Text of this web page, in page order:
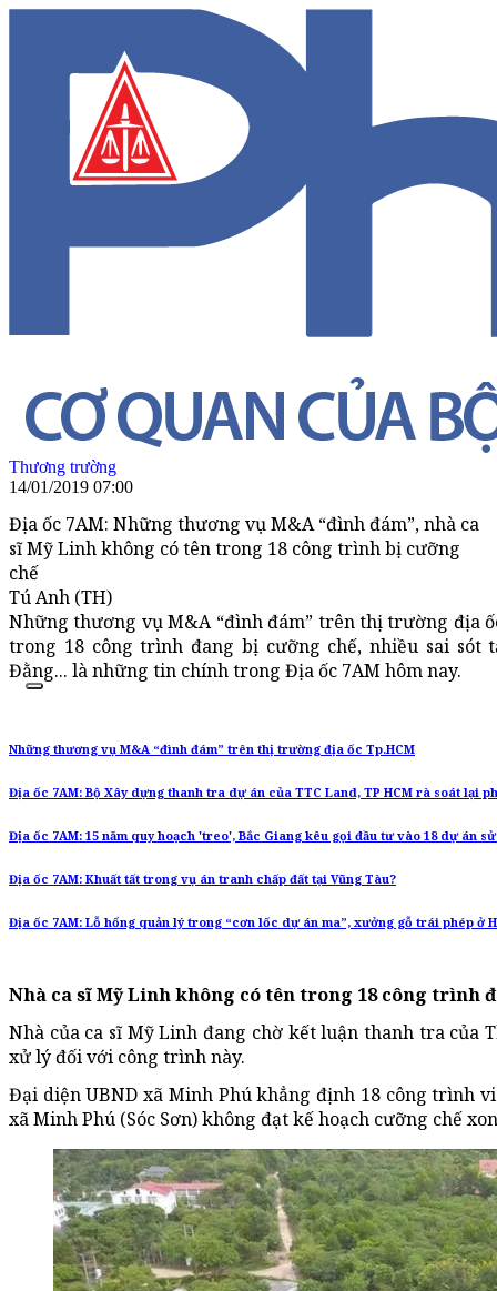
Thương trường
14/01/2019 07:00
Địa ốc 7AM: Những thương vụ M&A “đình đám”, nhà ca
sĩ Mỹ Linh không có tên trong 18 công trình bị cưỡng
chế
Tú Anh (TH)
Những thương vụ M&A “đình đám” trên thị trường địa
trong 18 công trình đang bị cưỡng chế, nhiều sai sót
Đằng... là những tin chính trong Địa ốc 7AM hôm nay.
Những thương vụ M&A “đình đám” trên thị trường địa ốc Tp.HCM
Địa ốc 7AM: Bộ Xây dựng thanh tra dự án của TTC Land, TP HCM rà soát lại
Địa ốc 7AM: 15 năm quy hoạch 'treo', Bắc Giang kêu gọi đầu tư vào 18 dự án sử
Địa ốc 7AM: Khuất tất trong vụ án tranh chấp đất tại Vũng Tàu?
Địa ốc 7AM: Lỗ hổng quản lý trong “cơn lốc dự án ma”, xưởng gỗ trái phép ở
Nhà ca sĩ Mỹ Linh không có tên trong 18 công trình
Nhà của ca sĩ Mỹ Linh đang chờ kết luận thanh tra của
xử lý đối với công trình này.
Đại diện UBND xã Minh Phú khẳng định 18 công trình
xã Minh Phú (Sóc Sơn) không đạt kế hoạch cưỡng chế